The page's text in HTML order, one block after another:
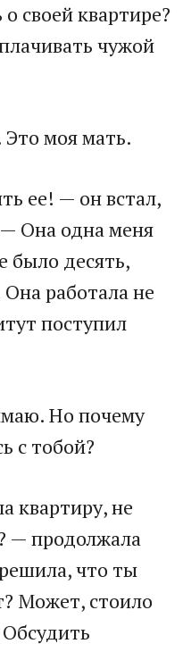
своей квартире?
чужой
моя мать.
ее! — он встал,
Она одна меня
было десять,
работала не
поступил
Но почему
с тобой?
квартиру, не
— продолжала
что ты
Может, стоило
Обсудить